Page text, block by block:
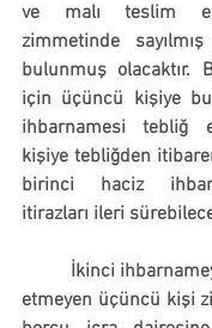
ve malı teslim
zimmetinde
bulunmuş olacaktır.
için üçüncü kişiye
ihbarnamesi tebliğ
kişiye tebliğden
birinci haciz
itirazları ileri
etmeyen üçüncü kişi